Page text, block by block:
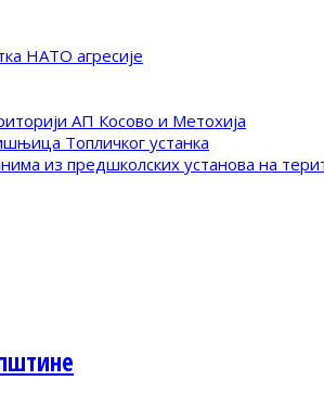
НАТО агресије
АП Косово и Метохија
Топличког устанка
из предшколских установа на